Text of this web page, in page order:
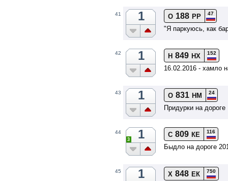
41 1 О 188 РР 47
"Я паркуюсь, как
42 1 Н 849 НХ 152
16.02.2016 - хамло
43 1 О 831 НМ 24
Придурки на дороге
44 1
3
С 809 КЕ 116
Быдло на дороге
45 1 Х 848 ЕК 750